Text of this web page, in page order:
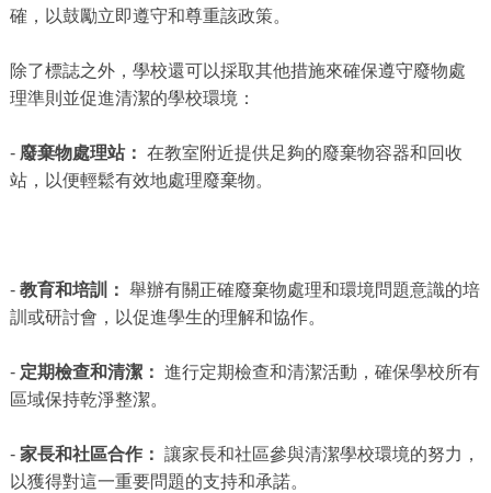
確，以鼓勵立即遵守和尊重該政策。
除了標誌之外，學校還可以採取其他措施來確保遵守廢物處
理準則並促進清潔的學校環境：
- 廢棄物處理站： 在教室附近提供足夠的廢棄物容器和回收
站，以便輕鬆有效地處理廢棄物。
- 教育和培訓： 舉辦有關正確廢棄物處理和環境問題意識的培
訓或研討會，以促進學生的理解和協作。
- 定期檢查和清潔： 進行定期檢查和清潔活動，確保學校所有
區域保持乾淨整潔。
- 家長和社區合作： 讓家長和社區參與清潔學校環境的努力，
以獲得對這一重要問題的支持和承諾。